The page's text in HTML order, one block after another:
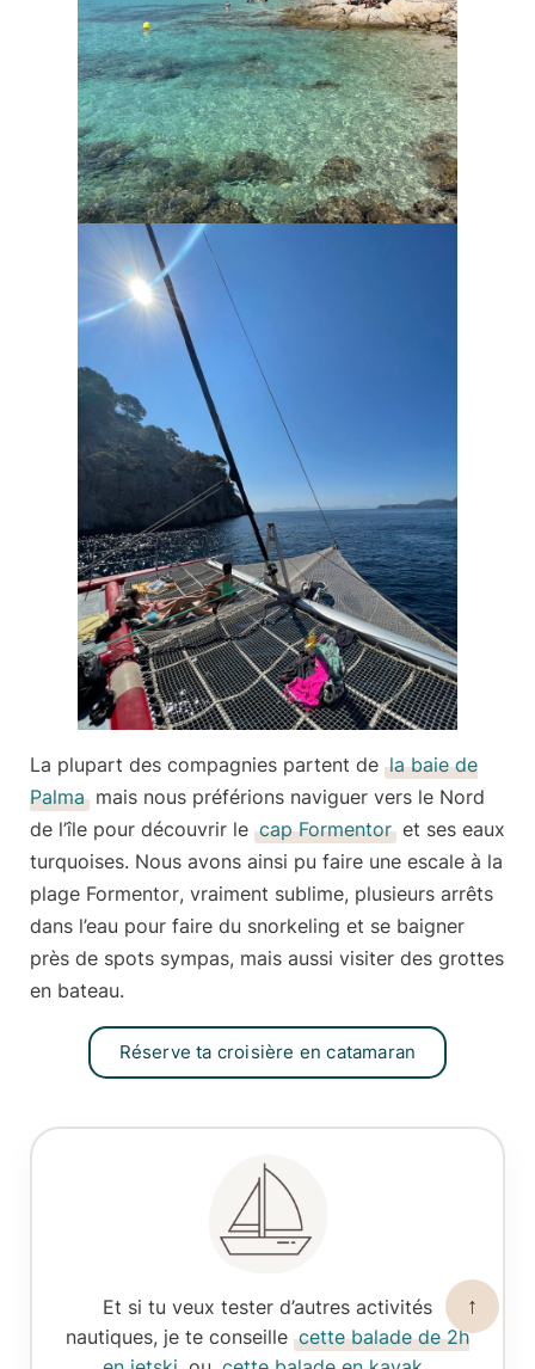
La plupart des compagnies partent de la baie de
Palma mais nous préférions naviguer vers le Nord
de l’île pour découvrir le cap Formentor et ses eaux
turquoises. Nous avons ainsi pu faire une escale à la
plage Formentor, vraiment sublime, plusieurs arrêts
dans l’eau pour faire du snorkeling et se baigner
près de spots sympas, mais aussi visiter des grottes
en bateau.
Réserve ta croisière en catamaran
Et si tu veux tester d’autres activités
nautiques, je te conseille cette balade de 2h
↑